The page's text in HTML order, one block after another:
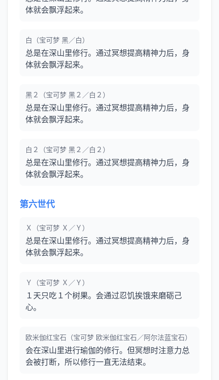
体就会飘浮起来。
白（宝可梦 黑／白）
总是在深山里修行。通过冥想提高精神力后，身
体就会飘浮起来。
黑２（宝可梦 黑２／白２）
总是在深山里修行。通过冥想提高精神力后，身
体就会飘浮起来。
白２（宝可梦 黑２／白２）
总是在深山里修行。通过冥想提高精神力后，身
体就会飘浮起来。
第六世代
Ｘ（宝可梦 Ｘ／Ｙ）
总是在深山里修行。通过冥想提高精神力后，身
体就会飘浮起来。
Ｙ（宝可梦 Ｘ／Ｙ）
１天只吃１个树果。会通过忍饥挨饿来磨砺己
心。
欧米伽红宝石（宝可梦 欧米伽红宝石／阿尔法蓝宝石）
会在深山里进行瑜伽的修行。但冥想时注意力总
会被打断，所以修行一直无法结束。